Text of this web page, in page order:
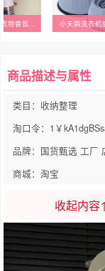
除菌除螨喷雾床上沙发衣物香氛喷雾 小天鹅洗衣机
商品描述与属性
类目：收纳整理
淘口令：1￥
品牌：国货甄选 工厂
商城：淘宝
收起内容